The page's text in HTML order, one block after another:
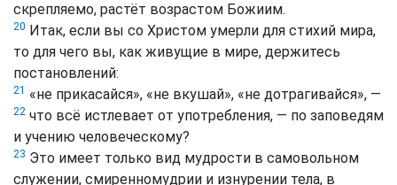
скрепляемо, растёт возрастом Божиим.
20 Итак, если вы со Христом умерли для стихий мира,
то для чего вы, как живущие в мире, держитесь
постановлений:
21 «не прикасайся», «не вкушай», «не дотрагивайся», —
22 что всё истлевает от употребления, — по заповедям
и учению человеческому?
23 Это имеет только вид мудрости в самовольном
служении, смиренномудрии и изнурении тела, в